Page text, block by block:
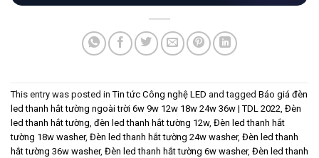
This entry was posted inTin tức Công nghệ LED and tagged Báo giá đèn
led thanh hắt tường ngoài trời 6w 9w 12w 18w 24w 36w | TDL 2022, Đèn
led thanh hắt tường, đèn led thanh hắt tường 12w, Đèn led thanh hắt
tường 18w washer, Đèn led thanh hắt tường 24w washer, Đèn led thanh
hắt tường 36w washer, Đèn led thanh hắt tường 6w washer, Đèn led thanh